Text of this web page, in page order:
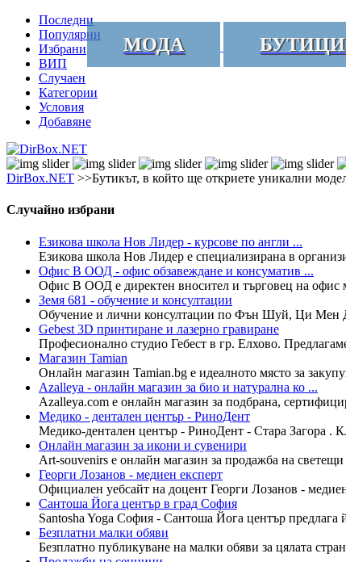
Последни
Популярни
Избрани
ВИП
Случаен
Категории
Условия
Добавяне
МОДА БУТИЦИ
DirBox.NET >>Бутикът, в който ще откриете уникални
Случайно избрани
Езикова школа Нов Лидер - курсове по англи ...
Езикова школа Нов Лидер е специализирана в
Офис В ООД - офис обзавеждане и консуматив ...
Офис В ООД е директен вносител и търговец на офис
Земя 681 - обучение и консултации
Обучение и лични консултации по Фън Шуй, Ци Мен
Gebest 3D принтиране и лазерно гравиране
Професионално студио Гебест в гр. Елхово.
Магазин Tamian
Онлайн магазин Tamian.bg е идеалното място за
Azalleya - онлайн магазин за био и натурална ко ...
Azalleya.com е онлайн магазин за подбрана,
Медико - дентален център - РиноДент
Медико-дентален център - РиноДент - Стара Загора .
Онлайн магазин за икони и сувенири
Art-souvenirs e онлайн магазин за продажба на
Георги Лозанов - медиен експерт
Официален уебсайт на доцент Георги Лозанов -
Сантоша Йога център в град София
Santosha Yoga София - Сантоша Йога център предлага
Безплатни малки обяви
Безплатно публикуване на малки обяви за цялата